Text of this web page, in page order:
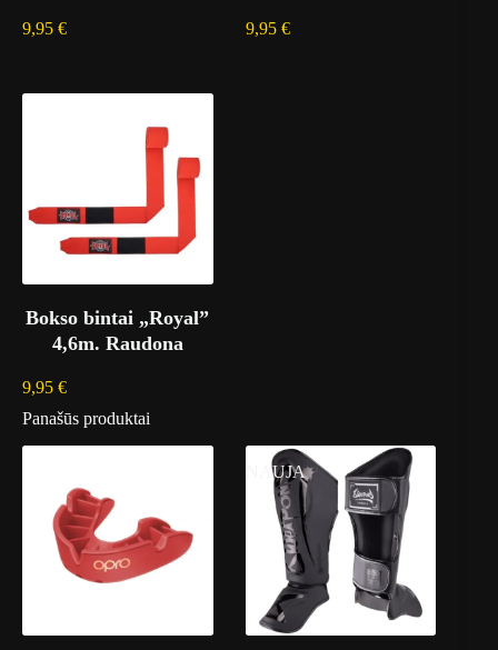
9,95 € 9,95 €
Bokso bintai „Royal”
4,6m. Raudona
9,95 €
Panašūs produktai
NAUJA